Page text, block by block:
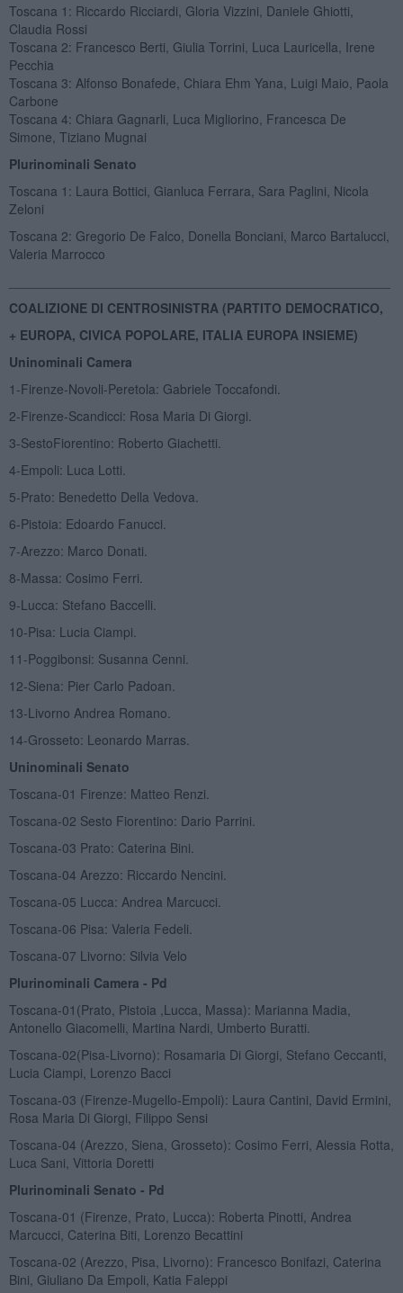
Toscana 1: Riccardo Ricciardi, Gloria Vizzini, Daniele Ghiotti,
Claudia Rossi
Toscana 2: Francesco Berti, Giulia Torrini, Luca Lauricella, Irene
Pecchia
Toscana 3: Alfonso Bonafede, Chiara Ehm Yana, Luigi Maio, Paola
Carbone
Toscana 4: Chiara Gagnarli, Luca Migliorino, Francesca De
Simone, Tiziano Mugnai
Plurinominali Senato
Toscana 1: Laura Bottici, Gianluca Ferrara, Sara Paglini, Nicola
Zeloni
Toscana 2: Gregorio De Falco, Donella Bonciani, Marco Bartalucci,
Valeria Marrocco
COALIZIONE DI CENTROSINISTRA (PARTITO DEMOCRATICO,
+ EUROPA, CIVICA POPOLARE, ITALIA EUROPA INSIEME)
Uninominali Camera
1-Firenze-Novoli-Peretola: Gabriele Toccafondi.
2-Firenze-Scandicci: Rosa Maria Di Giorgi.
3-SestoFiorentino: Roberto Giachetti.
4-Empoli: Luca Lotti.
5-Prato: Benedetto Della Vedova.
6-Pistoia: Edoardo Fanucci.
7-Arezzo: Marco Donati.
8-Massa: Cosimo Ferri.
9-Lucca: Stefano Baccelli.
10-Pisa: Lucia Ciampi.
11-Poggibonsi: Susanna Cenni.
12-Siena: Pier Carlo Padoan.
13-Livorno Andrea Romano.
14-Grosseto: Leonardo Marras.
Uninominali Senato
Toscana-01 Firenze: Matteo Renzi.
Toscana-02 Sesto Fiorentino: Dario Parrini.
Toscana-03 Prato: Caterina Bini.
Toscana-04 Arezzo: Riccardo Nencini.
Toscana-05 Lucca: Andrea Marcucci.
Toscana-06 Pisa: Valeria Fedeli.
Toscana-07 Livorno: Silvia Velo
Plurinominali Camera - Pd
Toscana-01(Prato, Pistoia ,Lucca, Massa): Marianna Madia,
Antonello Giacomelli, Martina Nardi, Umberto Buratti.
Toscana-02(Pisa-Livorno): Rosamaria Di Giorgi, Stefano Ceccanti,
Lucia Ciampi, Lorenzo Bacci
Toscana-03 (Firenze-Mugello-Empoli): Laura Cantini, David Ermini,
Rosa Maria Di Giorgi, Filippo Sensi
Toscana-04 (Arezzo, Siena, Grosseto): Cosimo Ferri, Alessia Rotta,
Luca Sani, Vittoria Doretti
Plurinominali Senato - Pd
Toscana-01 (Firenze, Prato, Lucca): Roberta Pinotti, Andrea
Marcucci, Caterina Biti, Lorenzo Becattini
Toscana-02 (Arezzo, Pisa, Livorno): Francesco Bonifazi, Caterina
Bini, Giuliano Da Empoli, Katia Faleppi